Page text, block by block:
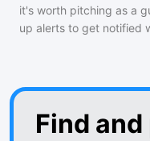
it's worth pitching as a
up alerts to get notified
Find